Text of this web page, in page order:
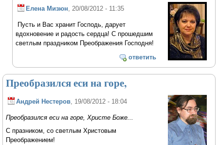
Елена Мизюн, 20/08/2012 - 11:35
Пусть и Вас хранит Господь, дарует
вдохновение и радость сердца! С прошедшим
светлым праздником Преображения Господня!
ответить
Преобразился еси на горе,
Андрей Нестеров, 19/08/2012 - 18:04
Преобразился еси на горе, Христе Боже...
С празником, со светлым Христовым
Преображением!